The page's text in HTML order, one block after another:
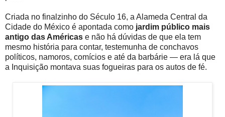
Criada no finalzinho do Século 16, a Alameda Central da
Cidade do México é apontada como jardim público mais
antigo das Américas e não há dúvidas de que ela tem
mesmo história para contar, testemunha de conchavos
políticos, namoros, comícios e até da barbárie — era lá que
a Inquisição montava suas fogueiras para os autos de fé.